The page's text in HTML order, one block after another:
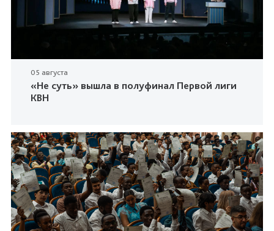
05 августа
«Не суть» вышла в полуфинал Первой лиги
КВН